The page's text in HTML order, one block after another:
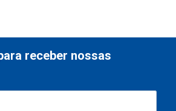
receber nossas